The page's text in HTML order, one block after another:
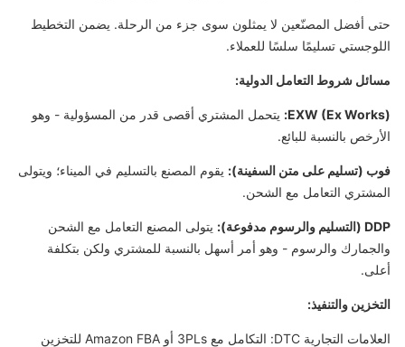
حتى أفضل المصنّعين لا يمثلون سوى جزء من الرحلة. يضمن التخطيط
اللوجستي تسليمًا سلسًا للعملاء.
مسائل شروط التعامل الدولية:
EXW (Ex Works): يتحمل المشتري أقصى قدر من المسؤولية - وهو
الأرخص بالنسبة للبائع.
فوب (تسليم على متن السفينة): يقوم المصنع بالتسليم في الميناء؛ ويتولى
المشتري التعامل مع الشحن.
DDP (التسليم والرسوم مدفوعة):
يتولى المصنع التعامل مع الشحن
والجمارك والرسوم - وهو أمر أسهل بالنسبة للمشتري ولكن بتكلفة
أعلى.
التخزين والتنفيذ:
العلامات التجارية DTC: التكامل مع 3PLs أو Amazon FBA للتخزين